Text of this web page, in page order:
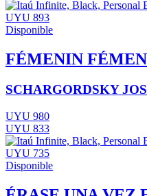
UYU 893
Disponible
FÉMENIN
SCHARGORDSKY
UYU 980
UYU 833
UYU 735
Disponible